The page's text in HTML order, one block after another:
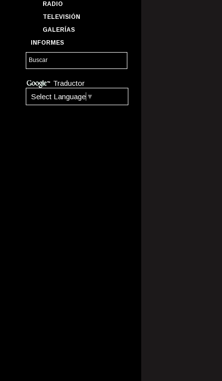
RADIO
TELEVISIÓN
GALERÍAS
INFORMES
Traductor
Select Language ▼